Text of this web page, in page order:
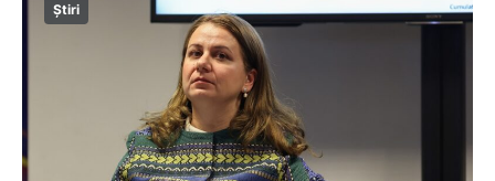
Știri